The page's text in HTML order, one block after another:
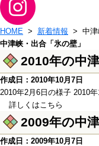
HOME > 新着情報 > 中津
中津峡・出合「氷の壁」
2010年の中
作成日：2010年10月7日
2010年2月6日の様子 2010
詳しくはこちら
2009年の中
作成日：2009年10月7日